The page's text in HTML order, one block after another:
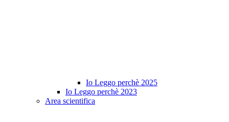
Io Leggo perchè 2025
Io Leggo perchè 2023
Area scientifica